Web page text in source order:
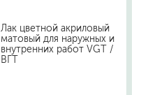
Лак цветной акриловый
матовый для наружных и
внутренних работ VGT /
ВГТ